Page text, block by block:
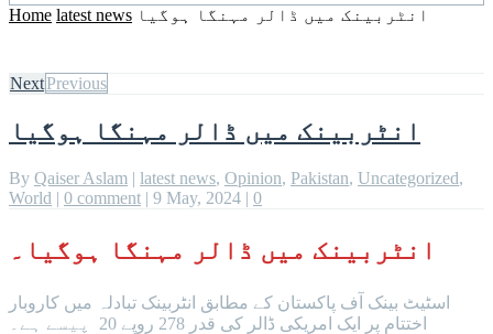
Home latest news انٹربینک میں ڈالر مہنگا ہوگیا
NextPrevious
انٹربینک میں ڈالر مہنگا ہوگیا
By Qaiser Aslam | latest news, Opinion, Pakistan, Uncategorized,
World | 0 comment | 9 May, 2024 | 0
انٹربینک میں ڈالر مہنگا ہوگیا۔
اسٹیٹ بینک آف پاکستان کے مطابق انٹربینک تبادلہ میں کاروبار
اختتام پر ایک امریکی ڈالر کی قدر 278 روپے 20 پیسے ہے۔